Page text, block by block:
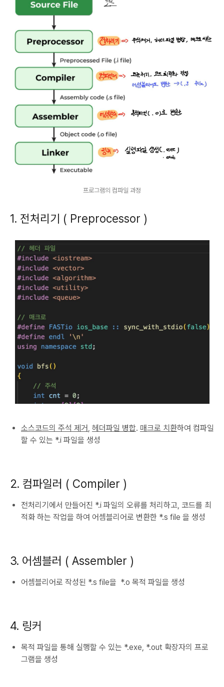
프로그램의 컴파일 과정
1. 전처리기 ( Preprocessor )
소스코드의 주석 제거 헤더파일 병합. 매크로 치환하여 컴파일
할 수 있는 *.i 파일을 생성
2. 컴파일러 ( Compiler )
전처리기에서 만들어진 *.i 파일의 오류를 처리하고, 코드를 최
적화 하는 작업을 하여 어셈블리어로 변환한 *.s file 을 생성
3. 어셈블러 ( Assembler )
어셈블리어로 작성된 *.s file을 *.o 목적 파일을 생성
4. 링커
목적 파일을 통해 실행할 수 있는 *.exe, *.out 확장자의 프로
그램을 생성